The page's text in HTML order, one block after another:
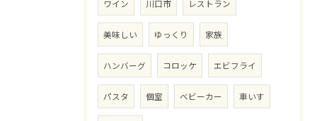
ワイン 川口市 レストラン
美味しい ゆっくり 家族
ハンバーグ コロッケ エビフライ
パスタ 個室 ベビーカー 車いす